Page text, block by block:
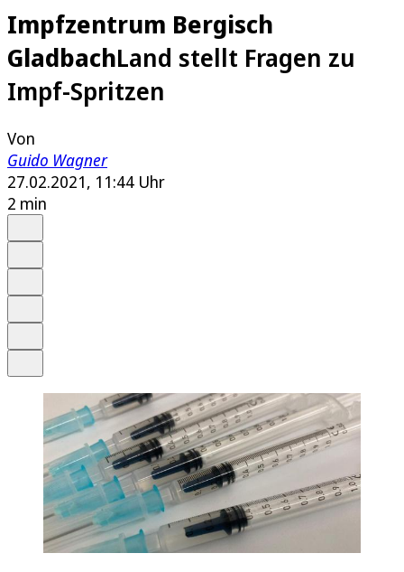
Impfzentrum Bergisch
GladbachLand stellt Fragen zu
Impf-Spritzen
Von
Guido Wagner
27.02.2021, 11:44 Uhr
2 min